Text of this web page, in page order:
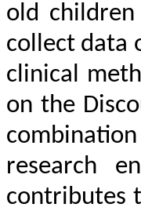
old
collect data
clinical
on the
research
contributes